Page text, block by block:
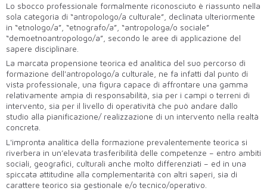
Lo sbocco professionale formalmente riconosciuto è riassunto nella
sola categoria di “antropologo/a culturale”, declinata ulteriormente
in “etnologo/a”, “etnografo/a”, “antropologa/o sociale”
“demoetnoantropologo/a”, secondo le aree di applicazione del
sapere disciplinare.
La marcata propensione teorica ed analitica del suo percorso di
formazione dell'antropologo/a culturale, ne fa infatti dal punto di
vista professionale, una figura capace di affrontare una gamma
relativamente ampia di responsabilità, sia per i campi o terreni di
intervento, sia per il livello di operatività che può andare dallo
studio alla pianificazione/ realizzazione di un intervento nella realtà
concreta.
L'impronta analitica della formazione prevalentemente teorica si
riverbera in un’elevata trasferibilità delle competenze – entro ambiti
sociali, geografici, culturali anche molto differenziati – ed in una
spiccata attitudine alla complementarità con altri saperi, sia di
carattere teorico sia gestionale e/o tecnico/operativo.